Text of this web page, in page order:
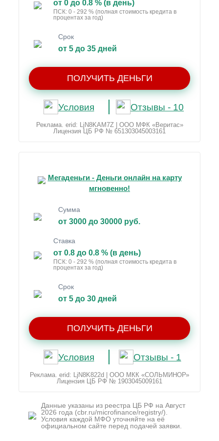
от 0 до 0.8 % (в день)
ПСК: 0 - 292 % (полная стоимость кредита в
процентах за год)
Срок
от 5 до 35 дней
ПОЛУЧИТЬ ДЕНЬГИ
Условия Отзывы - 10
Реклама. erid: LjN8KAM7Z | ООО МФК «Веритас»
Лицензия ЦБ РФ № 651303045003161
Мегаденьги - Деньги онлайн на карту
мгновенно!
Сумма
от 3000 до 30000 руб.
Ставка
от 0.8 до 0.8 % (в день)
ПСК: 0 - 292 % (полная стоимость кредита в
процентах за год)
Срок
от 5 до 30 дней
ПОЛУЧИТЬ ДЕНЬГИ
Условия Отзывы - 1
Реклама. erid: LjN8K822d | ООО МКК «СОЛЬМИНОР»
Лицензия ЦБ РФ № 1903045009161
Данные указаны из реестра ЦБ РФ на Август
2026 года (cbr.ru/microfinance/registry/).
Условия каждой МФО уточняйте на её
официальном сайте перед подачей заявки.